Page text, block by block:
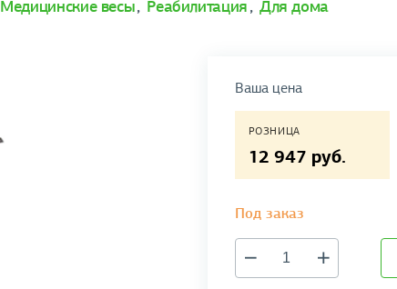
Медицинские весы, Реабилитация, Для дома
Ваша цена
РОЗНИЦА
12 947 руб.
Под заказ